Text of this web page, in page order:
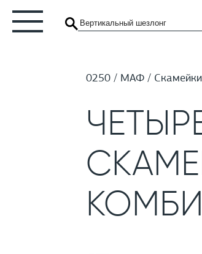
0250 МАФ Скамейки